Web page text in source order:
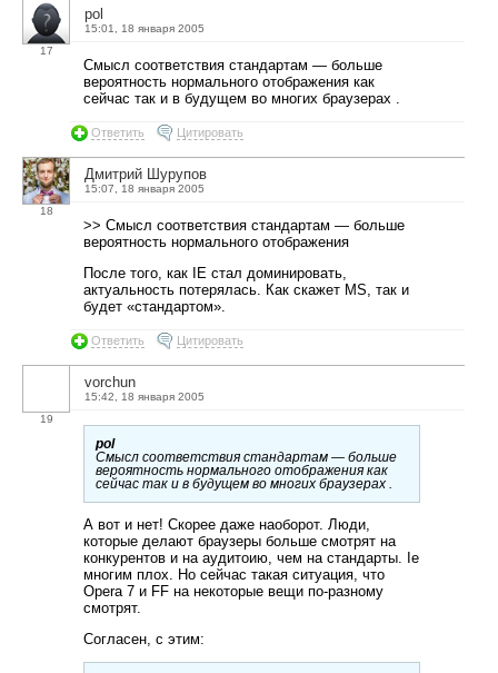
17
pol
15:01, 18 января 2005
Смысл соответствия стандартам — больше
вероятность нормального отображения как
сейчас так и в будущем во многих браузерах .
Ответить Цитировать
18
Дмитрий Шурупов
15:07, 18 января 2005
>> Смысл соответствия стандартам — больше
вероятность нормального отображения
После того, как IE стал доминировать,
актуальность потерялась. Как скажет MS, так и
будет «стандартом».
Ответить Цитировать
19
vorchun
15:42, 18 января 2005
pol
Смысл соответствия стандартам — больше
вероятность нормального отображения как
сейчас так и в будущем во многих браузерах .
А вот и нет! Скорее даже наоборот. Люди,
которые делают браузеры больше смотрят на
конкурентов и на аудитоию, чем на стандарты. Ie
многим плох. Но сейчас такая ситуация, что
Opera 7 и FF на некоторые вещи по-разному
смотрят.
Согласен, с этим: